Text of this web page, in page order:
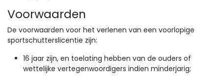
Voorwaarden
De voorwaarden voor het verlenen van een voorlopige
sportschutterslicentie zijn:
16 jaar zijn, en toelating hebben van de ouders of
wettelijke vertegenwoordigers indien minderjarig;